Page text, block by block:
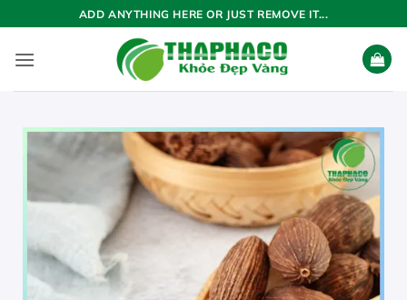
qua
nội
ADD ANYTHING HERE OR JUST REMOVE IT...